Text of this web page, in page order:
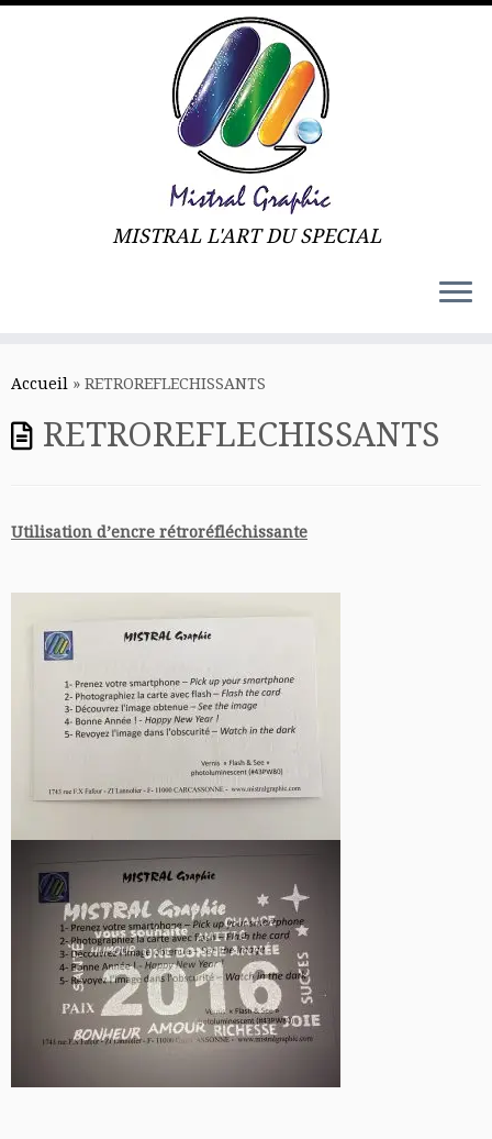
MISTRAL L'ART DU SPECIAL
Accueil » RETROREFLECHISSANTS
RETROREFLECHISSANTS
Utilisation d’encre rétroréfléchissante